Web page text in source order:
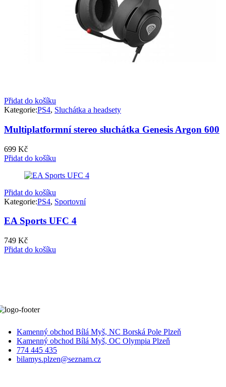
Přidat do košíku
Kategorie:PS4, Sluchátka a headsety
Multiplatformní stereo sluchátka Genesis Argon 600
699 Kč
Přidat do košíku
Přidat do košíku
Kategorie:PS4, Sportovní
EA Sports UFC 4
749 Kč
Přidat do košíku
Kamenný obchod Bílá Myš, NC Borská Pole Plzeň
Kamenný obchod Bílá Myš, OC Olympia Plzeň
774 445 435
bilamys.plzen@seznam.cz